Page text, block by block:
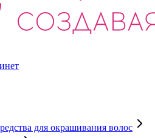
для окрашивания волос